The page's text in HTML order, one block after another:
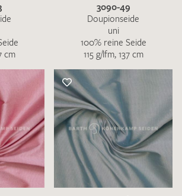
cm
3090-49
Doupionseide
uni
100% reine Seide
115 g/lfm, 137 cm